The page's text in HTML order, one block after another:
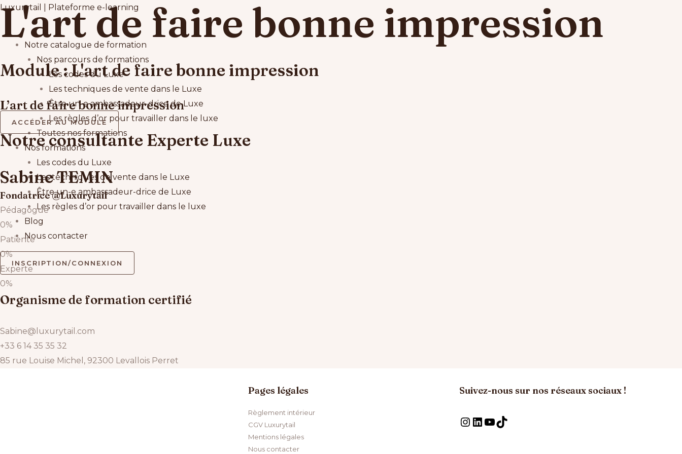
Aller
contenu
Luxurytail | Plateforme e-learning
Main
Notre catalogue de formation
Nos parcours de formations
Les codes du Luxe
Les techniques de vente dans le Luxe
Être un-e ambassadeur-drice de Luxe​
Les règles d’or pour travailler dans le luxe
Toutes nos formations
Nos formations
Les codes du Luxe
Les techniques de vente dans le Luxe
Être un-e ambassadeur-drice de Luxe​
Les règles d’or pour travailler dans le luxe
Blog
Nous contacter
INSCRIPTION/CONNEXION
L'art de faire bonne impression
Module : L'art de faire bonne impression
L’art de faire bonne impression
ACCÉDER AU MODULE
Notre consultante Experte Luxe
Sabine TEMIN
Fondatrice @Luxurytail
Pédagogue
0%
Patiente
0%
Experte
0%
Organisme de formation certifié
Sabine@luxurytail.com
+33 6 14 35 35 32
85 rue Louise Michel, 92300 Levallois Perret
Pages légales
Règlement intérieur
CGV Luxurytail
Mentions légales
Nous contacter
Suivez-nous sur nos réseaux sociaux !
Instagram
LinkedInYouTube